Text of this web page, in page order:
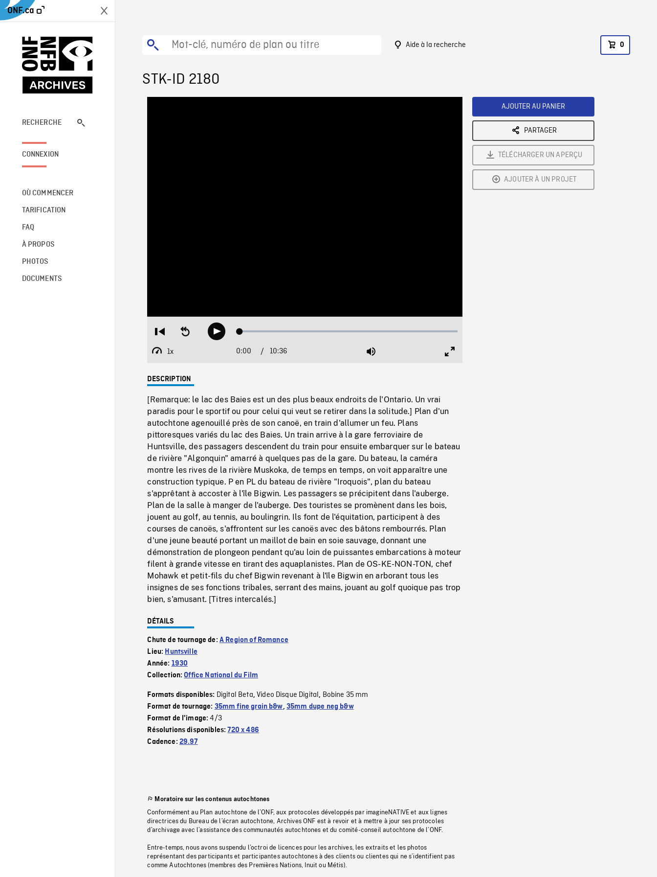
ONF.ca
RECHERCHE
CONNEXION
OÙ COMMENCER
TARIFICATION
FAQ
À PROPOS
PHOTOS
DOCUMENTS
Aide à la recherche 0
STK-ID 2180
Restart
beginning
Seek
backwardPlay Loaded:
1x
Playback
Current
0:00 / Duration
10:36 Mute
DESCRIPTION
[Remarque: le lac des Baies est un des plus beaux endroits de l'Ontario. Un vrai
paradis pour le sportif ou pour celui qui veut se retirer dans la solitude.] Plan d'un
autochtone agenouillé près de son canoë, en train d'allumer un feu. Plans
pittoresques variés du lac des Baies. Un train arrive à la gare ferroviaire de
Huntsville, des passagers descendent du train pour ensuite embarquer sur le bateau
de rivière "Algonquin" amarré à quelques pas de la gare. Du bateau, la caméra
montre les rives de la rivière Muskoka, de temps en temps, on voit apparaître une
construction typique. P en PL du bateau de rivière "Iroquois", plan du bateau
s'apprêtant à accoster à l'île Bigwin. Les passagers se précipitent dans l'auberge.
Plan de la salle à manger de l'auberge. Des touristes se promènent dans les bois,
jouent au golf, au tennis, au boulingrin. Ils font de l'équitation, participent à des
courses de canoës, s'affrontent sur les canoës avec des bâtons rembourrés. Plan
d'une jeune beauté portant un maillot de bain en soie sauvage, donnant une
démonstration de plongeon pendant qu'au loin de puissantes embarcations à moteur
filent à grande vitesse en tirant des aquaplanistes. Plan de OS-KE-NON-TON, chef
Mohawk et petit-fils du chef Bigwin revenant à l'île Bigwin en arborant tous les
insignes de ses fonctions tribales, serrant des mains, jouant au golf quoique pas trop
bien, s'amusant. [Titres intercalés.]
DÉTAILS
Chute de tournage de: A Region of Romance
Lieu: Huntsville
Année: 1930
Collection:Office National du Film
Formats disponibles: Digital Beta,Video Disque Digital, Bobine 35 mm
Format de tournage: 35mm fine grain b&w, 35mm dupe neg b&w
Format de l'image:4/3
Résolutions disponibles:720 x 486
Cadence: 29.97
Moratoire sur les contenus autochtones
Conformément au Plan autochtone de l’ONF, aux protocoles développés par imagineNATIVE et aux lignes
directrices du Bureau de l’écran autochtone, Archives ONF est à revoir et à mettre à jour ses protocoles
d’archivage avec l’assistance des communautés autochtones et du comité-conseil autochtone de l’ONF.
Entre-temps, nous avons suspendu l’octroi de licences pour les archives, les extraits et les photos
représentant des participants et participantes autochtones à des clients ou clientes qui ne s’identifient pas
comme Autochtones (membres des Premières Nations, Inuit ou Métis).
AJOUTER AU PANIER
PARTAGER
TÉLÉCHARGER UN APERÇU
AJOUTER À UN PROJET